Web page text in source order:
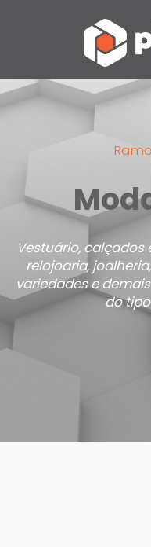
Vestuário, calçados
relojoaria,
variedades e
do